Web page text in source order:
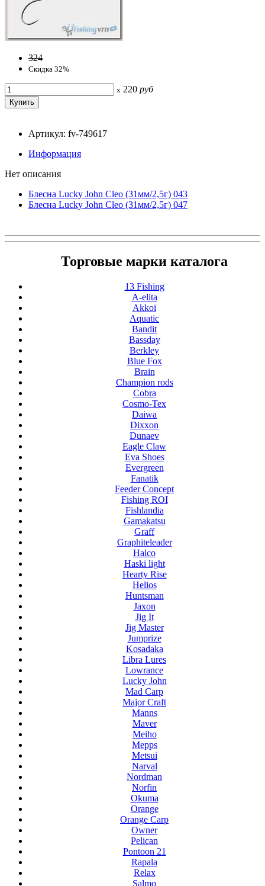
324
Скидка 32%
x 220 руб
Артикул: fv-749617
Информация
Нет описания
Блесна Lucky John Cleo (31мм/2,5г) 043
Блесна Lucky John Cleo (31мм/2,5г) 047
Торговые марки каталога
13 Fishing
A-elita
Akkoi
Aquatic
Bandit
Bassday
Berkley
Blue Fox
Brain
Champion rods
Cobra
Cosmo-Tex
Daiwa
Dixxon
Dunaev
Eagle Claw
Eva Shoes
Evergreen
Fanatik
Feeder Concept
Fishing ROI
Fishlandia
Gamakatsu
Graff
Graphiteleader
Halco
Haski light
Hearty Rise
Helios
Huntsman
Jaxon
Jig It
Jig Master
Jumprize
Kosadaka
Libra Lures
Lowrance
Lucky John
Mad Carp
Major Craft
Manns
Maver
Meiho
Mepps
Metsui
Narval
Nordman
Norfin
Okuma
Orange
Orange Carp
Owner
Pelican
Pontoon 21
Rapala
Relax
Salmo